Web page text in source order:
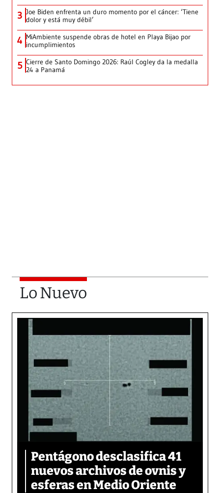
3 Joe Biden enfrenta un duro momento por el cáncer: ‘Tiene
dolor y está muy débil’
4 MiAmbiente suspende obras de hotel en Playa Bijao por
incumplimientos
5 Cierre de Santo Domingo 2026: Raúl Cogley da la medalla
24 a Panamá
Lo Nuevo
Pentágono desclasifica 41
nuevos archivos de ovnis y
esferas en Medio Oriente